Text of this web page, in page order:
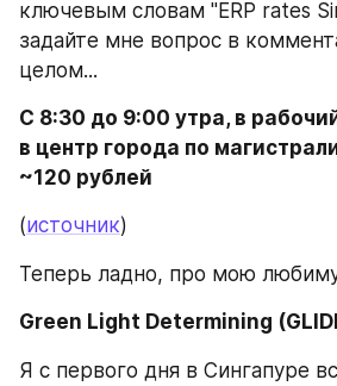
ключевым словам "ERP rates
задайте мне вопрос в
целом...
C 8:30 до 9:00 утра, в
в центр города по
~120 рублей
(источник)
Теперь ладно, про мою
Green Light Determining
Я с первого дня в Сингапуре